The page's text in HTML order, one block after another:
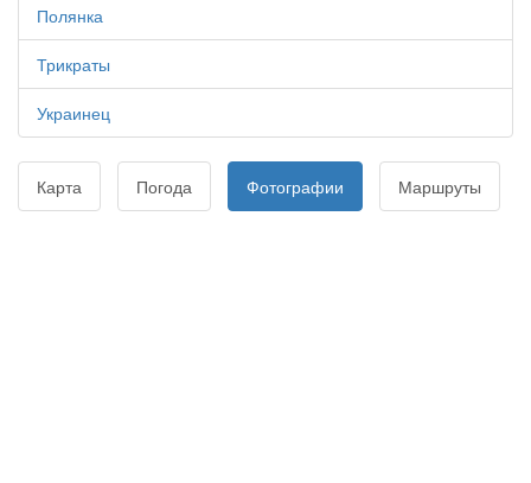
Полянка
Трикраты
Украинец
Карта Погода Фотографии Маршруты